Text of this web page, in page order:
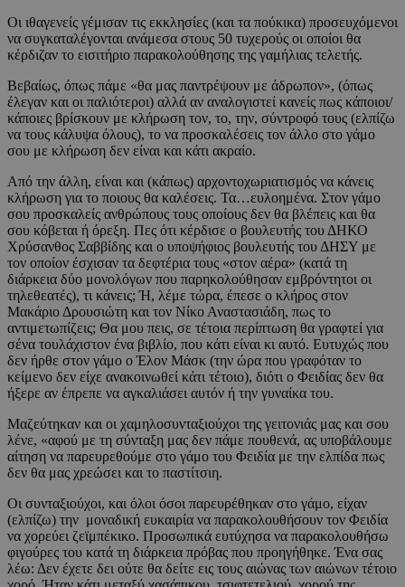
Οι ιθαγενείς γέμισαν τις εκκλησίες (και τα πούκικα) προσευχόμενοι
να συγκαταλέγονται ανάμεσα στους 50 τυχερούς οι οποίοι θα
κέρδιζαν το εισιτήριο παρακολούθησης της γαμήλιας τελετής.
Βεβαίως, όπως πάμε «θα μας παντρέψουν με άδρωπον», (όπως
έλεγαν και οι παλιότεροι) αλλά αν αναλογιστεί κανείς πως κάποιοι/
κάποιες βρίσκουν με κλήρωση τον, το, την, σύντροφό τους (ελπίζω
να τους κάλυψα όλους), το να προσκαλέσεις τον άλλο στο γάμο
σου με κλήρωση δεν είναι και κάτι ακραίο.
Από την άλλη, είναι και (κάπως) αρχοντοχωριατισμός να κάνεις
κλήρωση για το ποιους θα καλέσεις. Τα…ευλοημένα. Στον γάμο
σου προσκαλείς ανθρώπους τους οποίους δεν θα βλέπεις και θα
σου κόβεται ή όρεξη. Πες ότι κέρδισε ο βουλευτής του ΔΗΚΟ
Χρύσανθος Σαββίδης και ο υποψήφιος βουλευτής του ΔΗΣΥ με
τον οποίον έσχισαν τα δεφτέρια τους «στον αέρα» (κατά τη
διάρκεια δύο μονολόγων που παρηκολούθησαν εμβρόντητοι οι
τηλεθεατές), τι κάνεις; Ή, λέμε τώρα, έπεσε ο κλήρος στον
Μακάριο Δρουσιώτη και τον Νίκο Αναστασιάδη, πως το
αντιμετωπίζεις; Θα μου πεις, σε τέτοια περίπτωση θα γραφτεί για
σένα τουλάχιστον ένα βιβλίο, που κάτι είναι κι αυτό. Ευτυχώς που
δεν ήρθε στον γάμο ο Έλον Μάσκ (την ώρα που γραφόταν το
κείμενο δεν είχε ανακοινωθεί κάτι τέτοιο), διότι ο Φειδίας δεν θα
ήξερε αν έπρεπε να αγκαλιάσει αυτόν ή την γυναίκα του.
Μαζεύτηκαν και οι χαμηλοσυνταξιούχοι της γειτονιάς μας και σου
λένε, «αφού με τη σύνταξη μας δεν πάμε πουθενά, ας υποβάλουμε
αίτηση να παρευρεθούμε στο γάμο του Φειδία με την ελπίδα πως
δεν θα μας χρεώσει και το παστίτσιη.
Οι συνταξιούχοι, και όλοι όσοι παρευρέθηκαν στο γάμο, είχαν
(ελπίζω) την μοναδική ευκαιρία να παρακολουθήσουν τον Φειδία
να χορεύει ζεϊμπέκικο. Προσωπικά ευτύχησα να παρακολουθήσω
φιγούρες του κατά τη διάρκεια πρόβας που προηγήθηκε. Ένα σας
λέω: Δεν έχετε δει ούτε θα δείτε εις τους αιώνας των αιώνων τέτοιο